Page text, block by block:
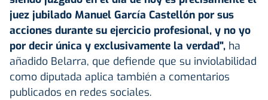
juez jubilado Manuel García Castellón por sus
acciones durante su ejercicio profesional, y no yo
por decir única y exclusivamente la verdad", ha
añadido Belarra, que defiende que su inviolabilidad
como diputada aplica también a comentarios
publicados en redes sociales.